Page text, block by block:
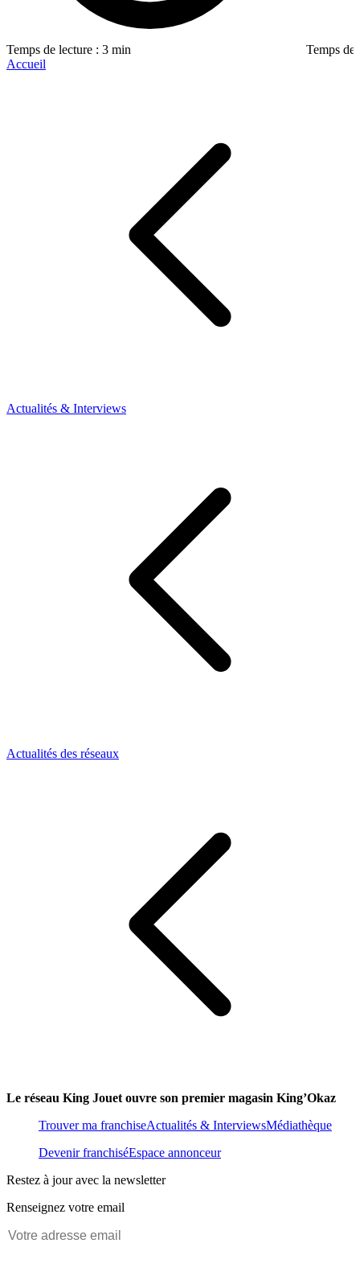
Temps de lecture : 3 min
Temps de
Accueil
Actualités & Interviews
Actualités des réseaux
Le réseau King Jouet ouvre son premier magasin King’Okaz
Trouver ma franchiseActualités & InterviewsMédiathèque
Devenir franchiséEspace annonceur
Restez à jour avec la newsletter
Renseignez votre email